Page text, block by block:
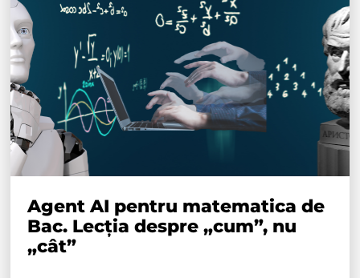
Agent AI pentru matematica de
Bac. Lecția despre „cum”, nu
„cât”